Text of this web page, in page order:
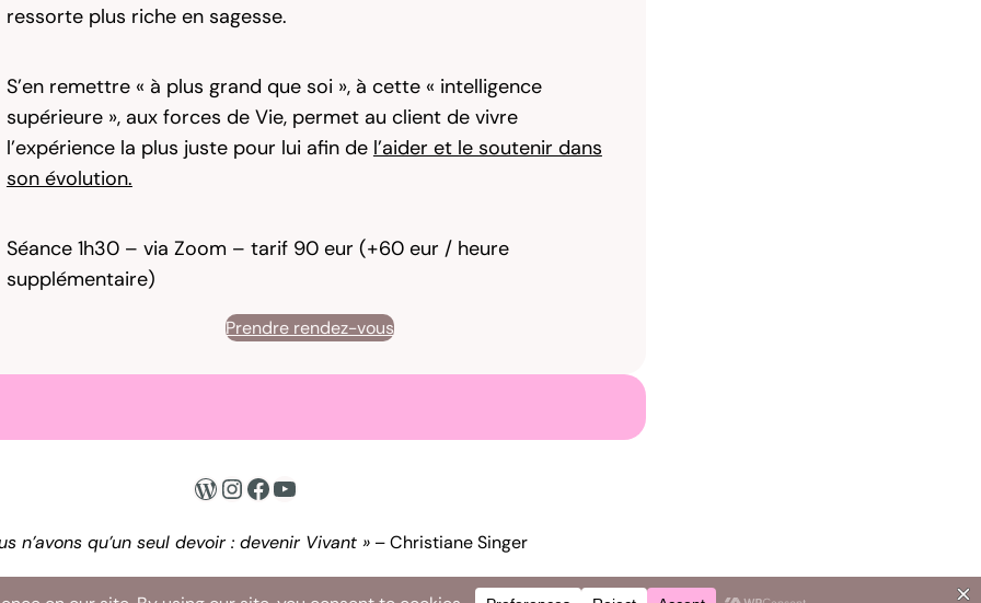
ressorte plus riche en sagesse.
S’en remettre « à plus grand que soi », à cette « intelligence
supérieure », aux forces de Vie, permet au client de vivre
l’expérience la plus juste pour lui afin de l’aider et le soutenir dans
son évolution.
Séance 1h30 – via Zoom – tarif 90 eur (+60 eur / heure
supplémentaire)
Prendre rendez-vous
WordPress
Instagram
Facebook
YouTube
n’avons qu’un seul devoir : devenir Vivant » – Christiane Singer